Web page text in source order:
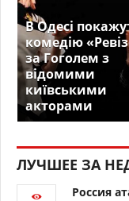
В Одесі
комедію
за Гоголем з
відомими
київськими
акторами
ЛУЧШЕЕ ЗА
Россия